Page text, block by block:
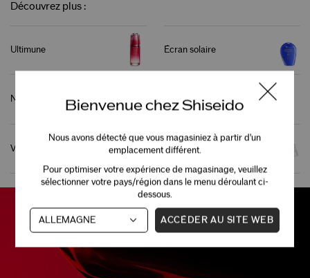
Découvrez plus :
Ultimune Écran solaire
Nettoyant Fond de teint
Vital Perfection Bio-Performance
Bienvenue chez Shiseido
Nous avons détecté que vous magasiniez à partir d'un
emplacement différent.
Pour optimiser votre expérience de magasinage, veuillez
sélectionner votre pays/région dans le menu déroulant ci-
dessous.
ACCÉDER AU SITE WEB